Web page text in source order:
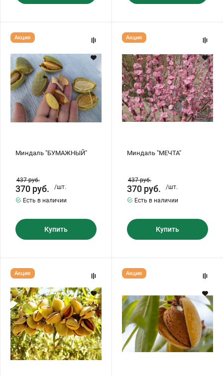
Миндаль
"БУМАЖНЫЙ"
Миндаль "БУМАЖНЫЙ"
Акция
437руб.
370 руб.
/шт.
Есть в наличии
Купить
Миндаль
"МЕЧТА"
Миндаль "МЕЧТА"
Акция
437руб.
370 руб.
/шт.
Есть в наличии
Купить
Миндаль
"ЯЛТИНСКИЙ"
Акция
Миндаль
"КАЛИФОРНИЙСКИЙ"
Акция